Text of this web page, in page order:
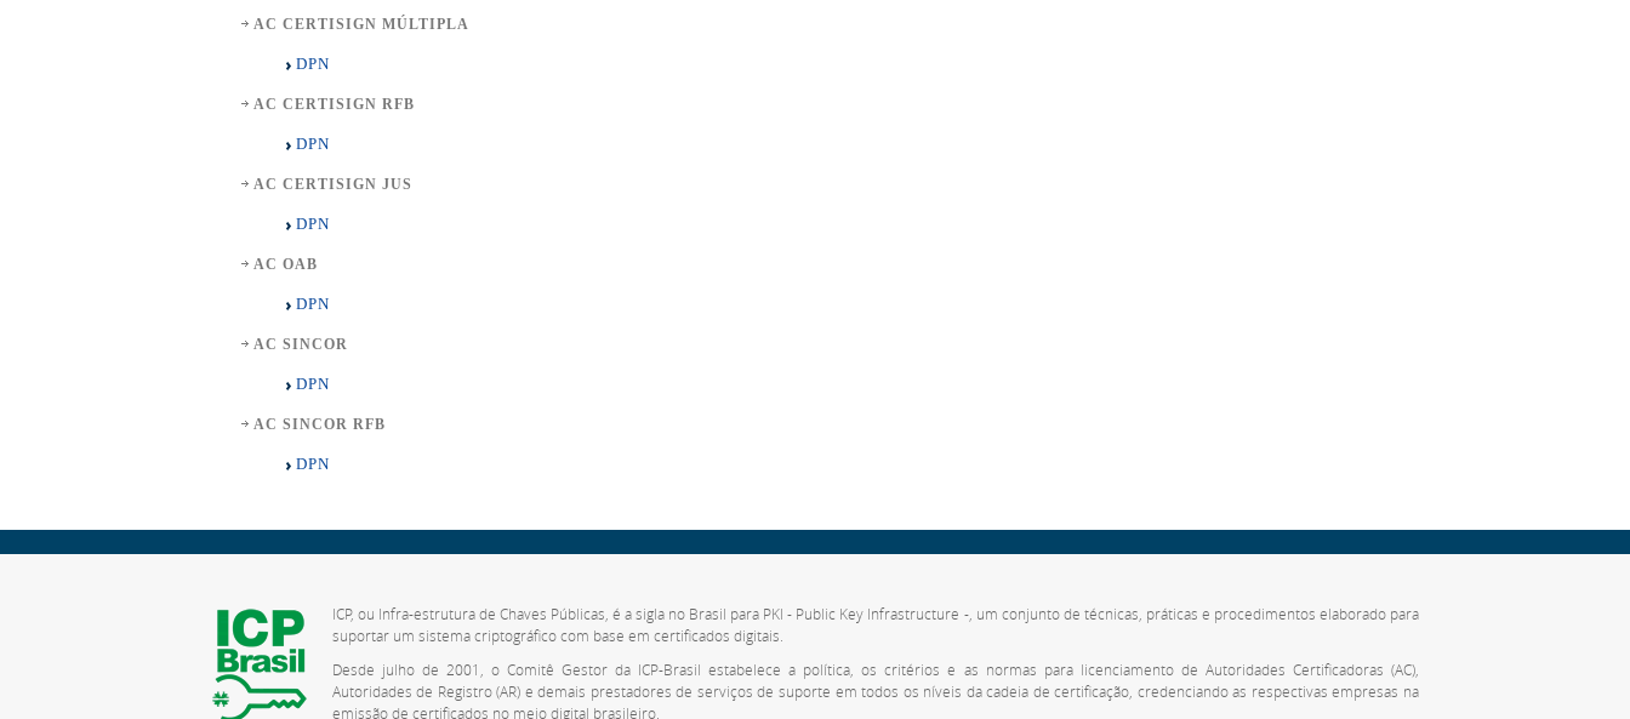
AC CERTISIGN MÚLTIPLA
DPN
AC CERTISIGN RFB
DPN
AC CERTISIGN JUS
DPN
AC OAB
DPN
AC SINCOR
DPN
AC SINCOR RFB
DPN
ICP, ou Infra-estrutura de Chaves Públicas, é a sigla no Brasil para PKI - Public Key Infrastructure -, um conjunto de técnicas, práticas e procedimentos elaborado para
suportar um sistema criptográfico com base em certificados digitais.
Desde julho de 2001, o Comitê Gestor da ICP-Brasil estabelece a política, os critérios e as normas para licenciamento de Autoridades Certificadoras (AC),
Autoridades de Registro (AR) e demais prestadores de serviços de suporte em todos os níveis da cadeia de certificação, credenciando as respectivas empresas na
emissão de certificados no meio digital brasileiro.